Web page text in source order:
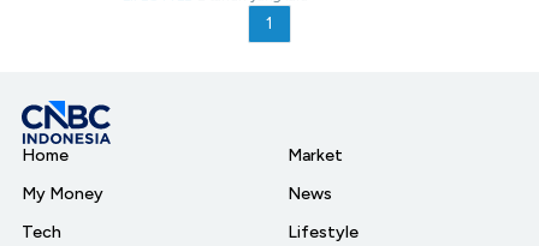
1
Home
My Money
Tech
Market
News
Lifestyle